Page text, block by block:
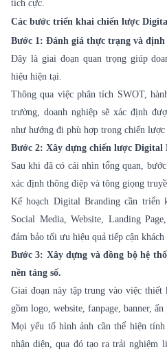
tích cực.
Các bước triển khai chiến lược
Bước 1: Đánh giá thực trạng và
Đây là giai đoạn quan trọng giúp
hiệu hiện tại.
Thông qua việc phân tích SWOT,
trường, doanh nghiệp sẽ xác định
như hướng đi phù hợp trong chiến
Bước 2: Xây dựng chiến lược Digital
Sau khi đã có cái nhìn tổng quan,
xác định thông điệp và tông giọng
Kế hoạch Digital Branding cần triển
Social Media, Website, Landing
đảm bảo tối ưu hiệu quả tiếp cận khách
Bước 3: Xây dựng và đồng bộ hệ
nền tảng số.
Giai đoạn này tập trung vào việc thiết
gồm logo, website, fanpage, banner,
Mọi yếu tố hình ảnh cần thể hiện
nhận diện, qua đó tạo ra trải nghiệm